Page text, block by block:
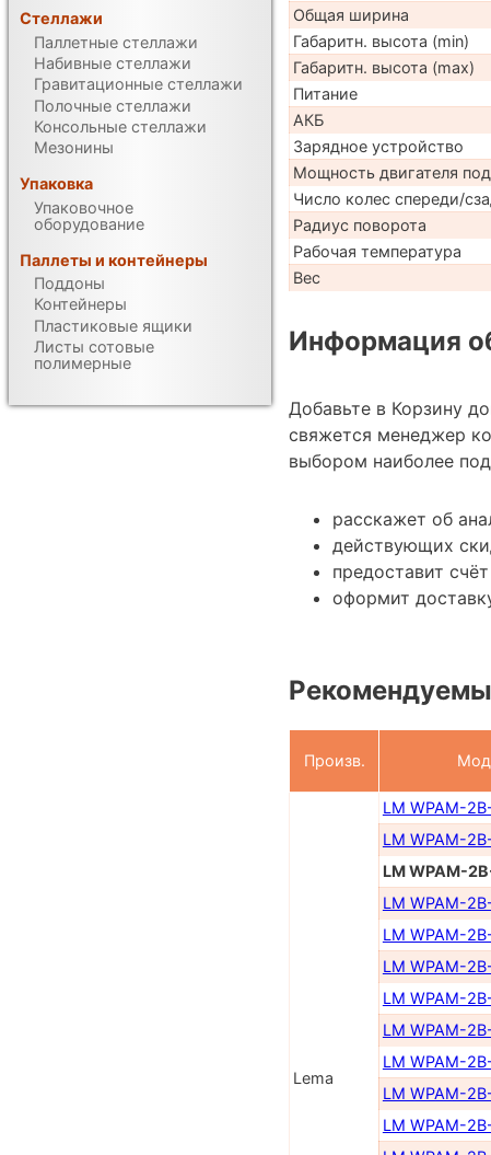
Общая ширина
Габаритн. высота (min)
Габаритн. высота (max)
Питание
АКБ
Зарядное устройство
Мощность двигателя
Число колес спереди/
Радиус поворота
Рабочая температура
Вес
Информация
Добавьте в Корзину
свяжется менеджер
выбором наиболее
расскажет об
действующих
предоставит
оформит
Произв.
Lema
LM WPAM-
LM WPAM-
LM WPAM-
LM WPAM-
LM WPAM-
LM WPAM-
LM WPAM-
LM WPAM-
LM WPAM-
LM WPAM-
LM WPAM-
Стеллажи
Паллетные стеллажи
Набивные стеллажи
Гравитационные стеллажи
Полочные стеллажи
Консольные стеллажи
Мезонины
Упаковка
Упаковочное
оборудование
Паллеты и контейнеры
Поддоны
Контейнеры
Пластиковые ящики
Листы сотовые
полимерные